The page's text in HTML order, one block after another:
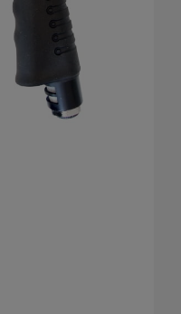
płatności